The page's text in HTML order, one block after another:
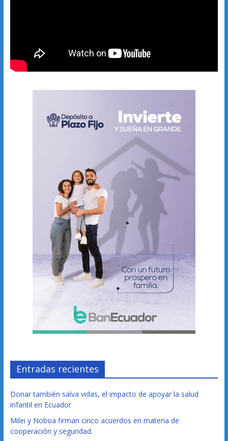
Entradas recientes
Donar también salva vidas, el impacto de apoyar la salud
infantil en Ecuador
Milei y Noboa firman cinco acuerdos en materia de
cooperación y seguridad.